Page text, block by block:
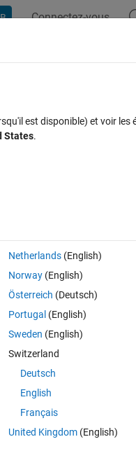
Connectez-vous
Afficher
Ouvrir dans MATLAB Online
a table with the data
est disponible) et voir les
States.
Netherlands(English)
Norway(English)
Österreich (Deutsch)
Portugal (English)
Sweden (English)
Switzerland
Deutsch
English
Français
United Kingdom(English)